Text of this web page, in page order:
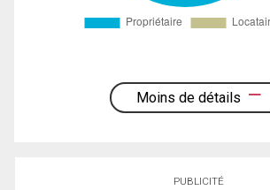
Moins de détails
PUBLICITÉ